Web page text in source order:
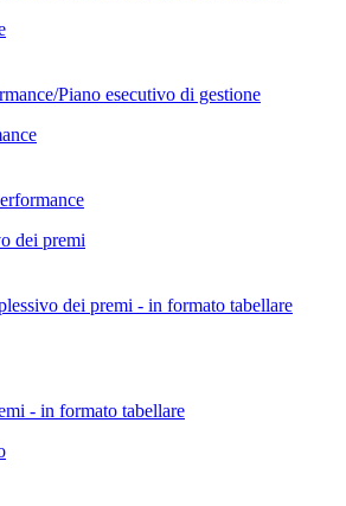
Piano esecutivo di gestione
dei premi
dei premi - in formato tabellare
- in formato tabellare